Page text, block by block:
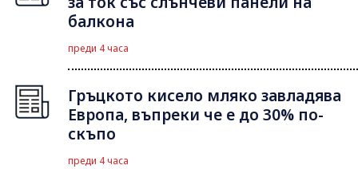
балкона
преди 4 часа
Гръцкото кисело мляко завладява
Европа, въпреки че е до 30% по-
скъпо
преди 4 часа